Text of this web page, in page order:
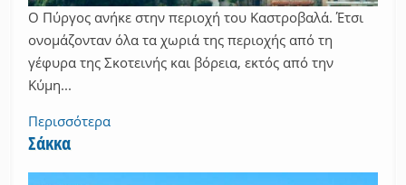
Ο Πύργος ανήκε στην περιοχή του Καστροβαλά. Έτσι
ονομάζονταν όλα τα χωριά της περιοχής από τη
γέφυρα της Σκοτεινής και βόρεια, εκτός από την
Κύμη...
Περισσότερα
Σάκκα